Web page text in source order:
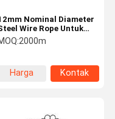
Nominal Diameter
Wire Rope Untuk
9 Strand
2000m
Harga
Kontak